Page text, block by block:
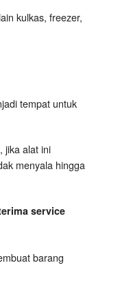
kulkas, freezer,
tempat untuk
jika alat ini
menyala hingga
service
barang